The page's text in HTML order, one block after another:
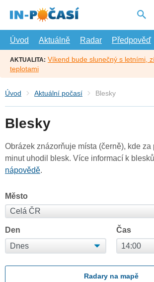
hlavní
Úvod
Aktuálně Radar Předpověď
AKTUALITA: Víkend bude slunečný s letními,
teplotami
Úvod Aktuální počasí Blesky
Blesky
Obrázek znázorňuje místa (černě), kde
minut uhodil blesk. Více informací k
nápovědě.
Město
Den Čas
Radary na mapě